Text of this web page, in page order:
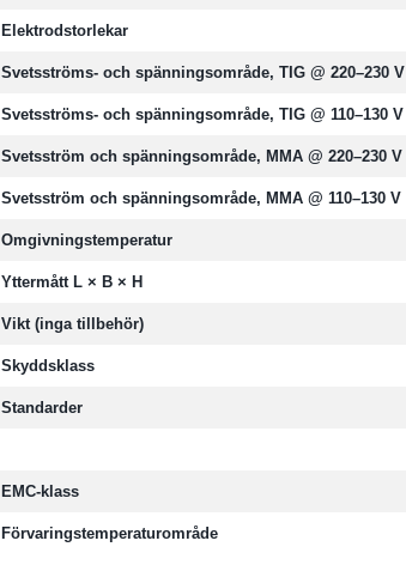
Elektrodstorlekar
Svetsströms- och spänningsområde, TIG @ 220–230 V
Svetsströms- och spänningsområde, TIG @ 110–130 V
Svetsström och spänningsområde, MMA @ 220–230 V
Svetsström och spänningsområde, MMA @ 110–130 V
Omgivningstemperatur
Yttermått L × B × H
Vikt (inga tillbehör)
Skyddsklass
Standarder
EMC-klass
Förvaringstemperaturområde